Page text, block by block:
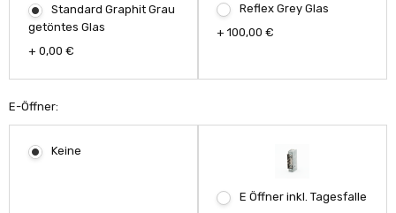
Standard Graphit Grau
getöntes Glas
+ 0,00 €
Reflex Grey Glas
+ 100,00 €
E-Öffner:
Keine
E Öffner inkl. Tagesfalle